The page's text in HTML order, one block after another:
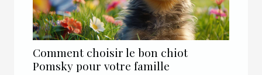
Comment choisir le bon chiot
Pomsky pour votre famille